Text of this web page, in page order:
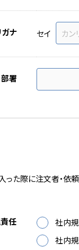
ガナ セイ
部署
った際に注文者・
任
社内
社内